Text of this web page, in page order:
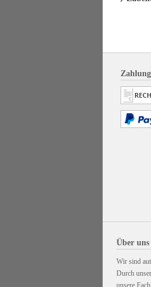
Über uns
Wir sind
Durch
unsere